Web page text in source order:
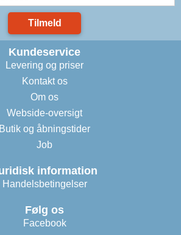
Tilmeld
Kundeservice
Levering og priser
Kontakt os
Om os
Webside-oversigt
Butik og åbningstider
Job
information
Handelsbetingelser
Følg os
Facebook